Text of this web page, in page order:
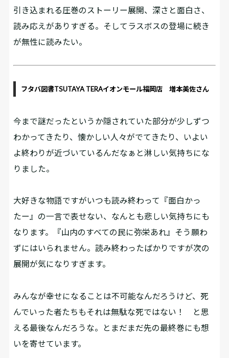
引き込まれる圧巻のストーリー展開、深さと面白さ、
読み応えがありすぎる。そしてラスボスの登場に続き
が無性に読みたい。
フタバ図書TSUTAYA TERAイオンモール福岡店 増本美佐さん
今まで謎だったというか隠されていた部分が少しずつ
わかってきたり、懐かしい人々がでてきたり、いよい
よ終わりが近づいているんだなぁと淋しい気持ちにな
りました。
大好きな物語ですがいつも読み終わって『面白かっ
たー』の一言で表せない、なんとも悲しい気持ちにも
なります。『山内のすべての民に弥栄あれ』そう願わ
ずにはいられません。読み終わったばかりですが次の
展開が気になりすぎます。
みんなが幸せになることは不可能なんだろうけど、死
んでいった者たちもそれは無駄な死ではない！ と思
える最後なんだろうな。とまだまだ先の最終巻にも想
いを寄せています。